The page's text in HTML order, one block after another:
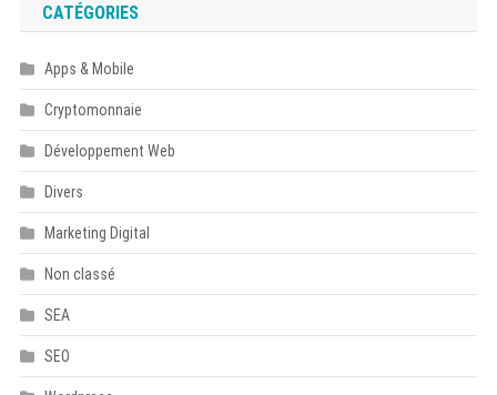
CATÉGORIES
Apps & Mobile
Cryptomonnaie
Développement Web
Divers
Marketing Digital
Non classé
SEA
SEO